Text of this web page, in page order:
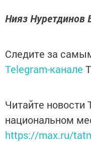
Нияз Нуретдинов
Следите за
Telegram-канале
Читайте новости
национальном
https://max.ru/